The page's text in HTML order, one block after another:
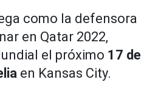
como la defensora
en Qatar 2022,
el próximo 17 de
en Kansas City.